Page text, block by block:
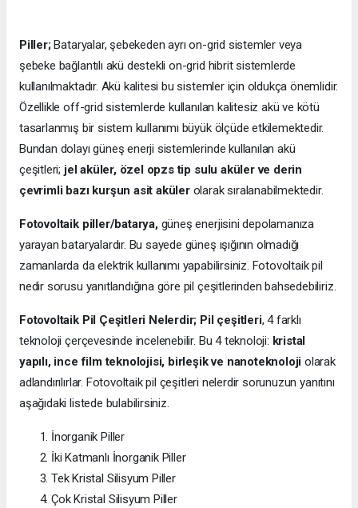
Piller;Bataryalar, şebekeden ayrı on-grid sistemler veya
şebeke bağlantılı akü destekli on-grid hibrit sistemlerde
kullanılmaktadır. Akü kalitesi bu sistemler için oldukça önemlidir.
Özellikle off-grid sistemlerde kullanılan kalitesiz akü ve kötü
tasarlanmış bir sistem kullanımı büyük ölçüde etkilemektedir.
Bundan dolayı güneş enerji sistemlerinde kullanılan akü
çeşitleri; jel aküler, özel opzs tip sulu aküler ve derin
çevrimli bazı kurşun asit akülerolarak sıralanabilmektedir.
Fotovoltaik piller/batarya,güneş enerjisini depolamanıza
yarayan bataryalardır. Bu sayede güneş ışığının olmadığı
zamanlarda da elektrik kullanımı yapabilirsiniz. Fotovoltaik pil
nedir sorusu yanıtlandığına göre pil çeşitlerinden bahsedebiliriz.
Fotovoltaik Pil Çeşitleri Nelerdir; Pil çeşitleri, 4 farklı
teknoloji çerçevesinde incelenebilir. Bu 4 teknoloji: kristal
yapılı, ince film teknolojisi, birleşik ve nanoteknoloji olarak
adlandırılırlar. Fotovoltaik pil çeşitleri nelerdir sorunuzun yanıtını
aşağıdaki listede bulabilirsiniz.
İnorganik Piller
İki Katmanlı İnorganik Piller
Tek Kristal Silisyum Piller
Çok Kristal Silisyum Piller